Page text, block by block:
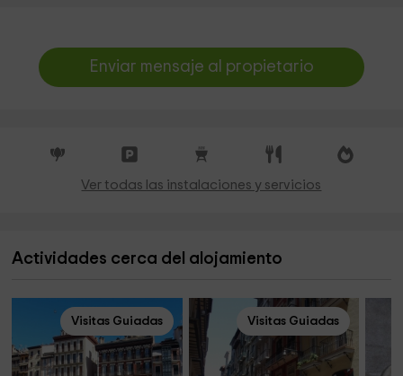
Enviar mensaje al propietario
Ver todas las instalaciones y servicios
Actividades cerca del alojamiento
Visitas Guiadas Visitas Guiadas